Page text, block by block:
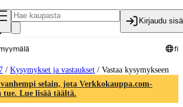
Kirjaudu
fi
/ Kysymykset ja vastaukset / Vastaa kysymykseen
vanhempi selain, jota Verkkokauppa.com-
tue. Lue lisää täältä.